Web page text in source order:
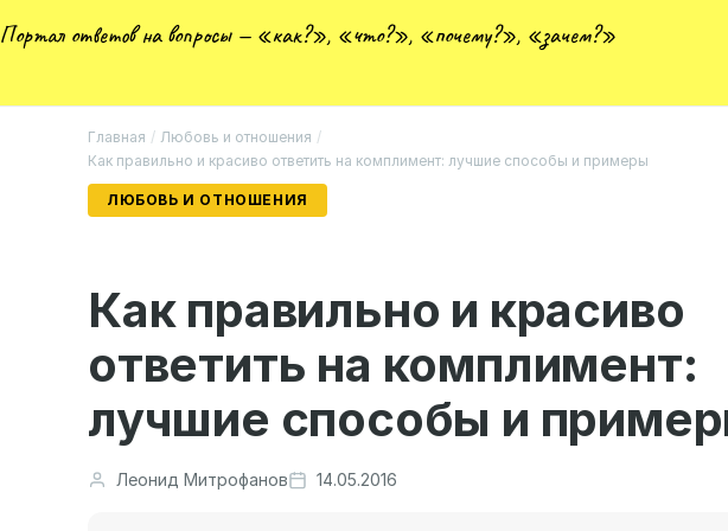
Портал ответов на вопросы — «как?», «что?», «почему?», «зачем?»
Главная / Любовь и отношения /
Как правильно и красиво ответить на комплимент: лучшие способы и примеры
ЛЮБОВЬ И ОТНОШЕНИЯ
Как правильно и красиво
ответить на комплимент:
лучшие способы и
Леонид Митрофанов 14.05.2016